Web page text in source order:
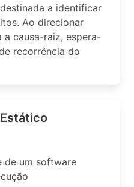
a identificar
Ao direcionar
a causa-raiz, espera-
recorrência do
de um software